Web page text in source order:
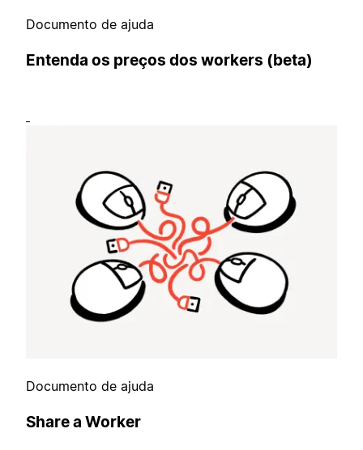
Documento de ajuda
Entenda os preços dos workers (beta)
Documento de ajuda
Share a Worker